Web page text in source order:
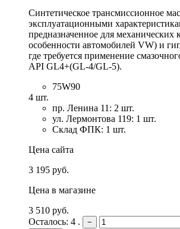
Синтетическое трансмиссионное
эксплуатационными
предназначенное для механических
особенности автомобилей VW) и
где требуется применение
API GL4+(GL-4/GL-5).
75W90
4 шт.
пр. Ленина 11: 2 шт.
ул. Лермонтова 119: 1 шт.
Склад ФПК: 1 шт.
Цена сайта
3 195 руб.
Цена в магазине
3 510 руб.
Осталось: 4 .
−